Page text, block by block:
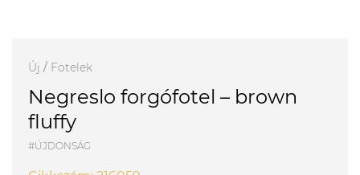
Új / Fotelek
Negreslo forgófotel – brown
fluffy
#ÚJDONSÁG